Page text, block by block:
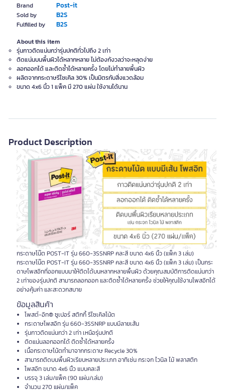
Brand Post-it
Sold by B2S
Fulfilled by B2S
About this item
รุ่นกาวติดแน่นกว่ารุ่นปกติทั่วไปถึง 2 เท่า
ติดแน่นบนพื้นผิวได้หลากหลาย ไม่ต้องกังวลว่าจะหลุดง่าย
ลอกออกได้ และติดซ้ำได้หลายครั้ง โดยไม่ทำลายพื้นผิว
ผลิตจากกระดาษรีไซเคิล 30% เป็นมิตรกับสิ่งแวดล้อม
ขนาด 4x6 นิ้ว 1 แพ็ค มี 270 แผ่น ใช้งานได้นาน
Product Description
กระดาษโน๊ต POST-IT รุ่น 660-3SSNRP คละสี ขนาด 4x6 นิ้ว (แพ็ค 3 เล่ม)
กระดาษโน๊ต POST-IT รุ่น 660-3SSNRP คละสี ขนาด 4x6 นิ้ว (แพ็ค 3 เล่ม) เป็นกระ
ดาษโพสอิทที่ออกแบบมาให้ติดได้บนหลากหลายพื้นผิว ด้วยคุณสมบัติการติดแน่นกว่า
2 เท่าของรุ่นปกติ สามารถลอกออก และติดซ้ำได้หลายครั้ง ช่วยให้คุณใช้งานโพสอิทได้
อย่างคุ้มค่า และสะดวกสบาย
ข้อมูลสินค้า
โพสต์-อิท® ซูเปอร์ สติกกี้ รีไซเคิลโน้ต
กระดาษโพสอิท รุ่น 660-3SSNRP แบบมีลายเส้น
รุ่นกาวติดแน่นกว่า 2 เท่า เหนือรุ่นปกติ
ติดแน่นลอกออกได้ ติดซ้ำได้หลายครั้ง
เนื้อกระดาษโน้ตทำมาจากกระดาษ Recycle 30%
สามารถติดบนพื้นผิวเรียบหลายประเภท อาทิเช่น กระจก ไวนิล ไม้ พลาสติก
โพสอิท ขนาด 4x6 นิ้ว แบบคละสี
บรรจุ 3 เล่ม/แพ็ค (90 แผ่น/เล่ม)
จำนวน 270 แผ่น/แพ็ค